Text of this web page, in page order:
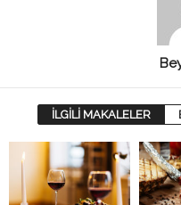
İLGİLİ MAKALELER